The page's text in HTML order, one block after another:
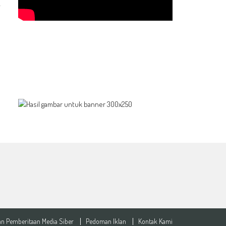
Pemberitaan Media Siber Pedoman Iklan Kontak Kami